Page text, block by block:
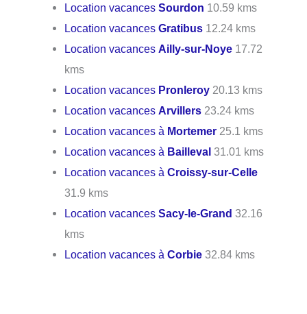
Location vacancesSourdon 10.59 kms
Location vacancesGratibus 12.24 kms
Location vacancesAilly-sur-Noye 17.72
kms
Location vacances Pronleroy 20.13 kms
Location vacancesArvillers 23.24 kms
Location vacances à Mortemer 25.1 kms
Location vacances à Bailleval 31.01 kms
Location vacances àCroissy-sur-Celle
31.9 kms
Location vacancesSacy-le-Grand 32.16
kms
Location vacances àCorbie 32.84 kms